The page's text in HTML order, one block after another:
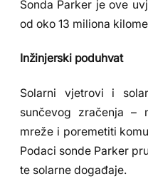
Sonda Parker je ove
od oko 13 miliona
Inžinjerski poduhvat
Solarni vjetrovi i
sunčevog zračenja –
mreže i poremetiti
Podaci sonde Parker
te solarne događaje.